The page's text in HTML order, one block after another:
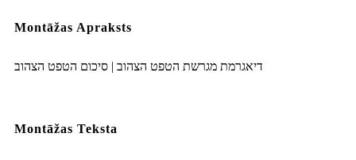
Montāžas Apraksts
דיאגרמת מגרשת הטפט הצהוב | סיכום הטפט הצהוב
Montāžas Teksta